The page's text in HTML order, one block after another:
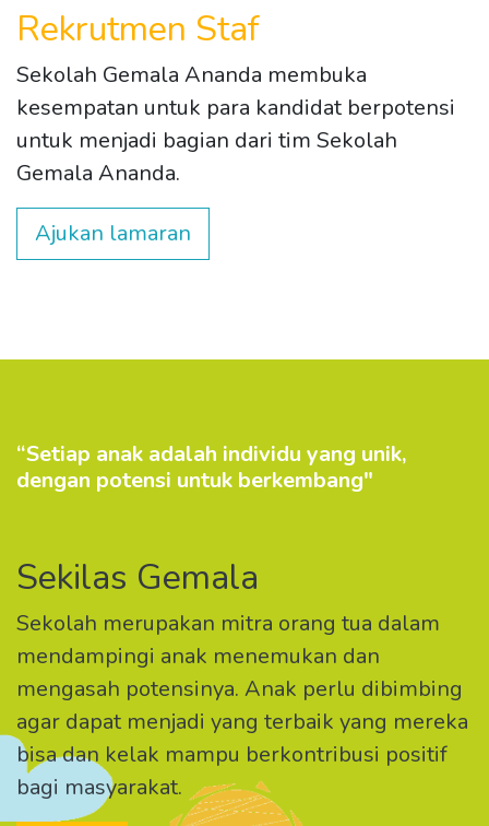
Rekrutmen Staf
Sekolah Gemala Ananda membuka
kesempatan untuk para kandidat berpotensi
untuk menjadi bagian dari tim Sekolah
Gemala Ananda.
Ajukan lamaran
Sekilas Gemala
Sekolah merupakan mitra orang tua dalam
mendampingi anak menemukan dan
mengasah potensinya. Anak perlu dibimbing
agar dapat menjadi yang terbaik yang mereka
bisa dan kelak mampu berkontribusi positif
bagi masyarakat.
“Setiap anak adalah individu yang unik,
dengan potensi untuk berkembang"